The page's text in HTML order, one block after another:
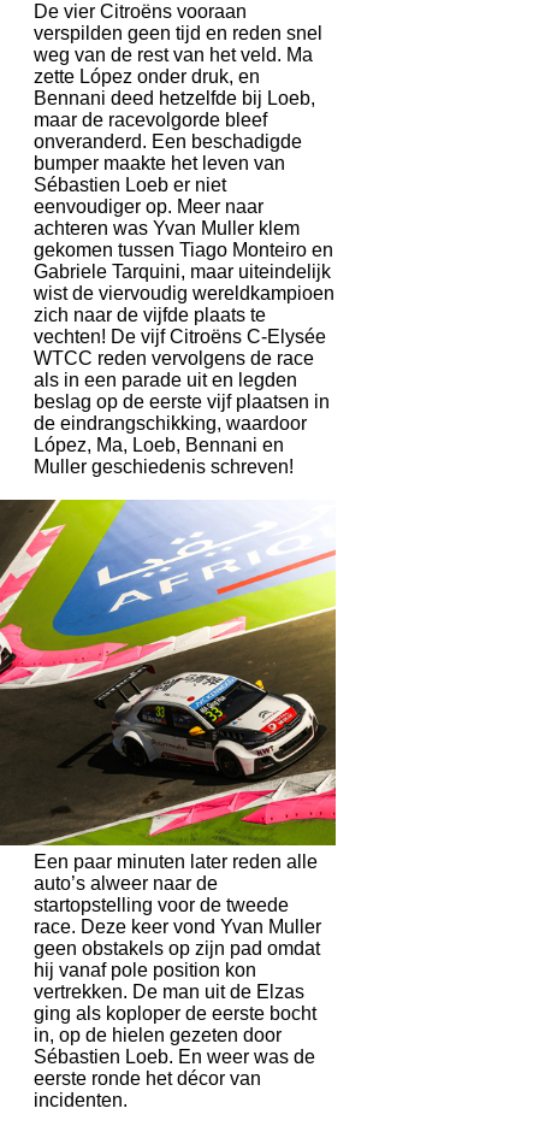
De vier Citroëns vooraan
verspilden geen tijd en reden snel
weg van de rest van het veld. Ma
zette López onder druk, en
Bennani deed hetzelfde bij Loeb,
maar de racevolgorde bleef
onveranderd. Een beschadigde
bumper maakte het leven van
Sébastien Loeb er niet
eenvoudiger op. Meer naar
achteren was Yvan Muller klem
gekomen tussen Tiago Monteiro en
Gabriele Tarquini, maar uiteindelijk
wist de viervoudig wereldkampioen
zich naar de vijfde plaats te
vechten! De vijf Citroëns C-Elysée
WTCC reden vervolgens de race
als in een parade uit en legden
beslag op de eerste vijf plaatsen in
de eindrangschikking, waardoor
López, Ma, Loeb, Bennani en
Muller geschiedenis schreven!
Een paar minuten later reden alle
auto’s alweer naar de
startopstelling voor de tweede
race. Deze keer vond Yvan Muller
geen obstakels op zijn pad omdat
hij vanaf pole position kon
vertrekken. De man uit de Elzas
ging als koploper de eerste bocht
in, op de hielen gezeten door
Sébastien Loeb. En weer was de
eerste ronde het décor van
incidenten.